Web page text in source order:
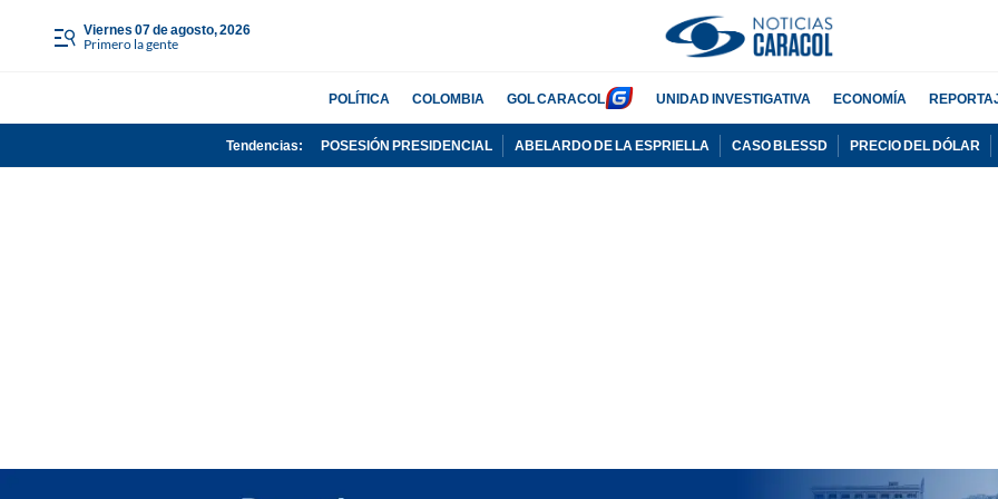
viernes 07 de agosto, 2026
Primero la gente
POLÍTICA COLOMBIA GOL CARACOL UNIDAD INVESTIGATIVA ECONOMÍA
Tendencias: POSESIÓN PRESIDENCIAL ABELARDO DE LA ESPRIELLA CASO BLESSD PRECIO DEL DÓLAR